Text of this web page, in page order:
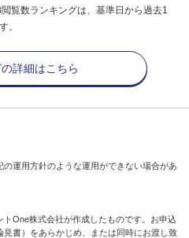
覧数ランキングは、基準日から過去1
。
詳細はこちら
運用方針のような運用ができない場合があ
One株式会社が作成したものです。お申込
書）をあらかじめ、または同時にお渡し致